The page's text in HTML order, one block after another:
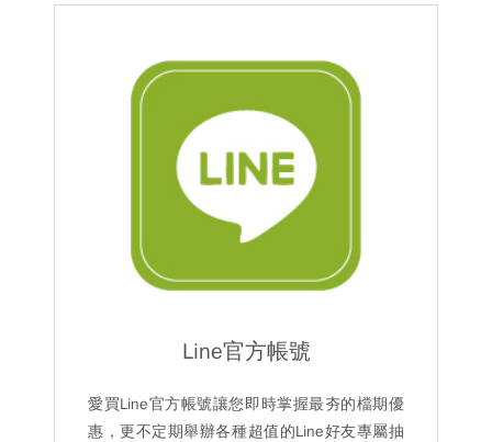
Line官方帳號
愛買Line官方帳號讓您即時掌握最夯的檔期優
惠，更不定期舉辦各種超值的Line好友專屬抽